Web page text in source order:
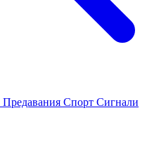
Предавания Спорт Сигнали